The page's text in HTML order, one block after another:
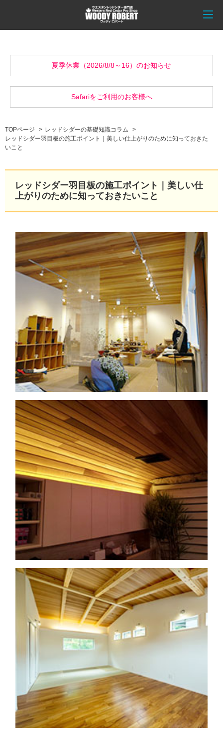
夏季休業（2026/8/8～16）のお知らせ
Safariをご利用のお客様へ
TOPページ
レッドシダーの基礎知識コラム
レッドシダー羽目板の施工ポイント｜美しい仕上がりのために知っておきた
いこと
レッドシダー羽目板の施工ポイント｜美しい仕
上がりのために知っておきたいこと